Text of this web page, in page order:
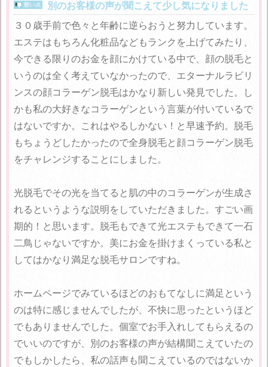
別のお客様の声が聞こえて少し気になりました
３０歳手前で色々と年齢に逆らおうと努力しています。
エステはもちろん化粧品などもランクを上げてみたり、
今できる限りのお金を顔にかけている中で、顔の脱毛と
いうのは全く考えていなかったので、エターナルラビリ
ンスの顔コラーゲン脱毛はかなり新しい発見でした。し
かも私の大好きなコラーゲンという言葉が付いているで
はないですか。これはやるしかない！と早速予約。脱毛
もちょうどしたかったので全身脱毛と顔コラーゲン脱毛
をチャレンジすることにしました。
光脱毛でその光を当てると肌の中のコラーゲンが生成さ
れるというような説明をしていただきました。すごい画
期的！と思います。脱毛もできて光エステもできて一石
二鳥じゃないですか。美にお金を掛けまくっている私と
してはかなり満足な脱毛サロンですね。
ホームページでみているほどのおもてなしに満足という
のは特に感じませんでしたが、不快に思ったというほど
でもありませんでした。個室でお手入れしてもらえるの
でいいのですが、別のお客様の声が結構聞こえていたの
でもしかしたら、私の話声も聞こえているのではないか